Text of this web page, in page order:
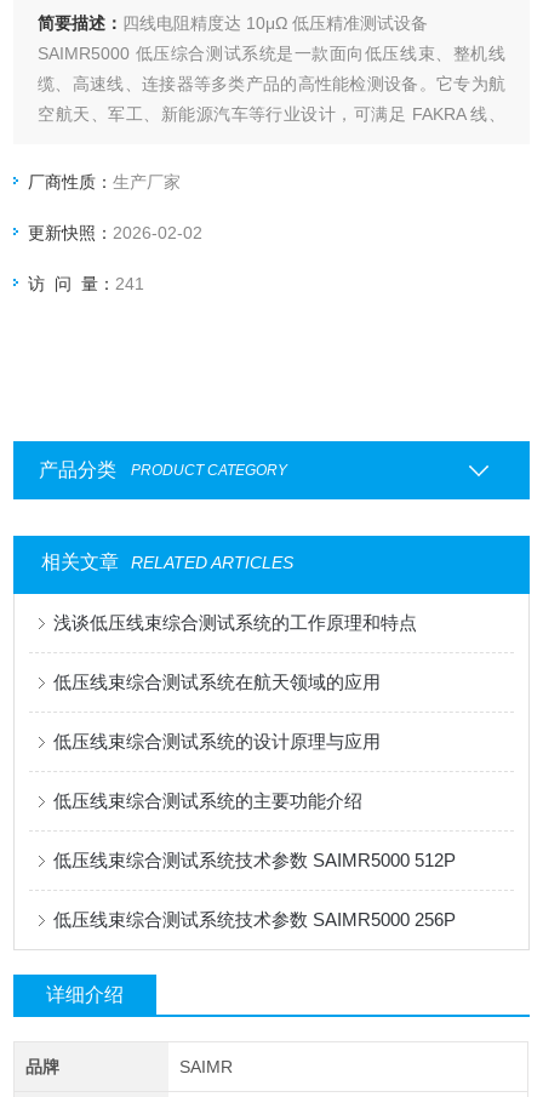
简要描述： 四线电阻精度达 10μΩ 低压精准测试设备
SAIMR5000 低压综合测试系统是一款面向低压线束、整机线
缆、高速线、连接器等多类产品的高性能检测设备。它专为航
空航天、军工、新能源汽车等行业设计，可满足 FAKRA 线、
厂商性质：生产厂家
更新快照： 2026-02-02
访 问 量： 241
产品分类 PRODUCT CATEGORY
相关文章 RELATED ARTICLES
浅谈低压线束综合测试系统的工作原理和特点
低压线束综合测试系统在航天领域的应用
低压线束综合测试系统的设计原理与应用
低压线束综合测试系统的主要功能介绍
低压线束综合测试系统技术参数 SAIMR5000 512P
低压线束综合测试系统技术参数 SAIMR5000 256P
详细介绍
品牌 SAIMR